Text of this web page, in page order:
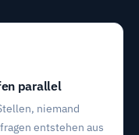
parallel
niemand
entstehen aus